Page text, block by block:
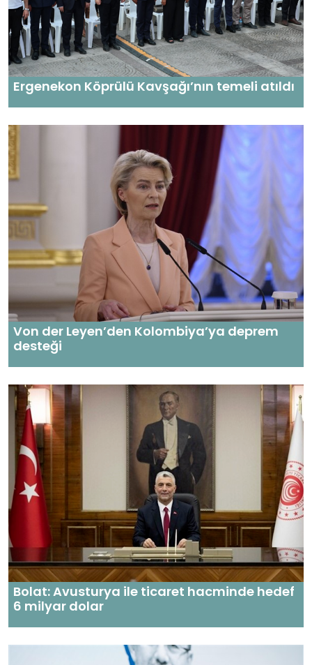
Ergenekon Köprülü Kavşağı’nın temeli atıldı
Von der Leyen’den Kolombiya’ya deprem
desteği
Bolat: Avusturya ile ticaret hacminde hedef
6 milyar dolar